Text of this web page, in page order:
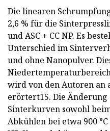
Die linearen
2,6 % für die
und ASC + CC NP. Es
Unterschied im
und ohne Nanopulver.
wird von den Autoren an
erörtert15. Die
Sinterkurven sowohl
Abkühlen bei etwa 900 °C